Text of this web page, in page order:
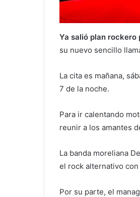
Ya salió plan rockero
su nuevo sencillo
La cita es mañana,
7 de la noche.
Para ir calentando
reunir a los amantes
La banda moreliana
el rock alternativo
Por su parte, el